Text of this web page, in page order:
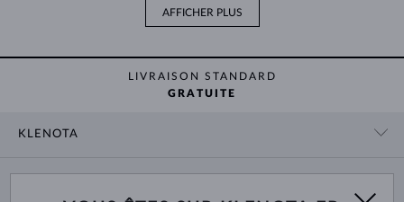
AFFICHER PLUS
LIVRAISON STANDARD
GRATUITE
KLENOTA